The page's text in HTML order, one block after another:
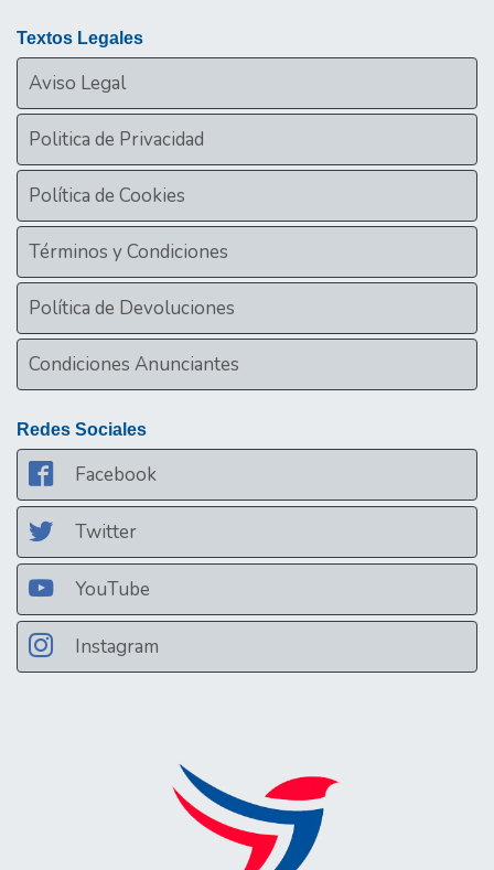
Textos Legales
Aviso Legal
Politica de Privacidad
Política de Cookies
Términos y Condiciones
Política de Devoluciones
Condiciones Anunciantes
Redes Sociales
Facebook
Twitter
YouTube
Instagram